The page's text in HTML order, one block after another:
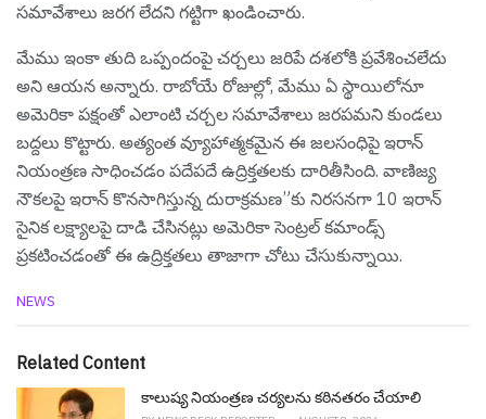
సమావేశాలు జరగ లేదని గట్టిగా ఖండించారు.
మేము ఇంకా తుది ఒప్పందంపై చర్చలు జరిపే దశలోకి ప్రవేశించలేదు
అని ఆయన అన్నారు. రాబోయే రోజుల్లో, మేము ఏ స్థాయిలోనూ
అమెరికా పక్షంతో ఎలాంటి చర్చల సమావేశాలు జరపమని కుండ‌లు
బ‌ద్ద‌లు కొట్టారు. అత్యంత వ్యూహాత్మకమైన ఈ జలసంధిపై ఇరాన్
నియంత్రణ సాధించడం పదేపదే ఉద్రిక్తతలకు దారితీసింది. వాణిజ్య
నౌకలపై ఇరాన్ కొనసాగిస్తున్న దురాక్రమణ”కు నిరసనగా 10 ఇరాన్
సైనిక లక్ష్యాలపై దాడి చేసినట్లు అమెరికా సెంట్రల్ కమాండ్స్
ప్ర‌క‌టించ‌డంతో ఈ ఉద్రిక్తతలు తాజాగా చోటు చేసుకున్నాయి.
C
e
NEWS
Related Content
కాలుష్య నియంత్రణ చర్యలను కఠినతరం చేయాలి